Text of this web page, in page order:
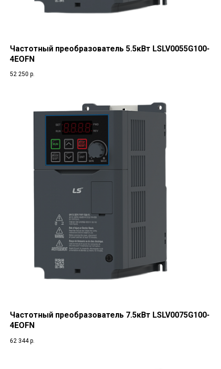
Частотный преобразователь 5.5кВт LSLV0055G100-
4EOFN
52 250 р.
Частотный преобразователь 7.5кВт LSLV0075G100-
4EOFN
62 344 р.